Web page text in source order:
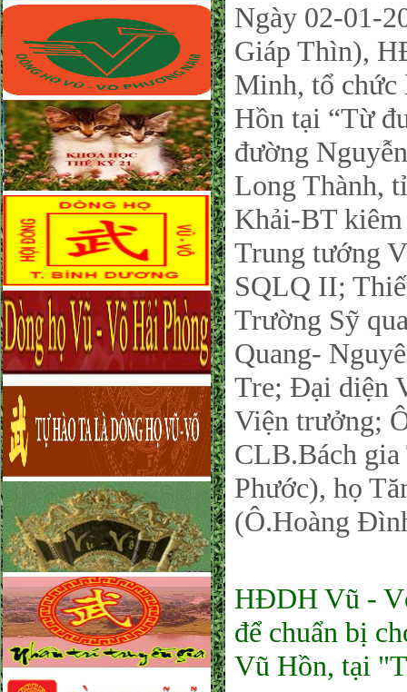
Ngày 02-01-
Giáp Thìn),
Minh, tổ chức
Hồn tại “Từ
đường
Long Thành,
Khải-BT
Trung tướng
SQLQ II;
Trường Sỹ
Quang-
Tre; Đại diện
Viện trưởng;
CLB.Bách
Phước), họ
(Ô.Hoàng
HĐDH Vũ -
để chuẩn bị
Vũ Hồn, tại